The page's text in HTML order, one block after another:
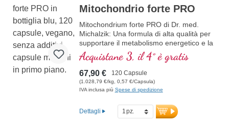
Mitochondrio forte PRO
Mitochondrium forte PRO di Dr. med.
Michalzik: Una formula di alta qualità per
supportare il metabolismo energetico e la
salute cellulare. Include NADH, Q10,
Resveratrolo e Tiamina, che promuovono
il metabolismo energetico, oltre all'acido
R-Alfa-Lipoico nella preziosa forma di
Sodium-R-Lipoato. Sigillatura senza
garantiscono la massima qualità.
Sviluppato da medici.
Acquistane 3, il 4° è gratis
67,90 € 120 Capsule
(1.028,79 €/kg, 0,57 €/Capsula)
IVA inclusa più Spese di spedizione
Dettagli